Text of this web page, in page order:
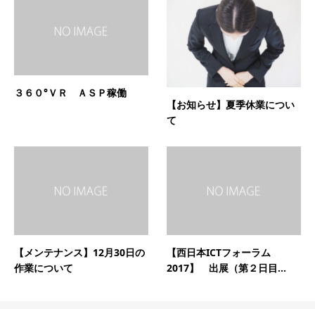
３６０°ＶＲ ＡＳＰ稼働
【お知らせ】夏季休業につい
て
【メンテナンス】12月30日の
作業について
【西日本ICTフォーラム
2017】 出展（第２日目...